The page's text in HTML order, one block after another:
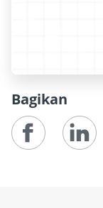
Bagikan